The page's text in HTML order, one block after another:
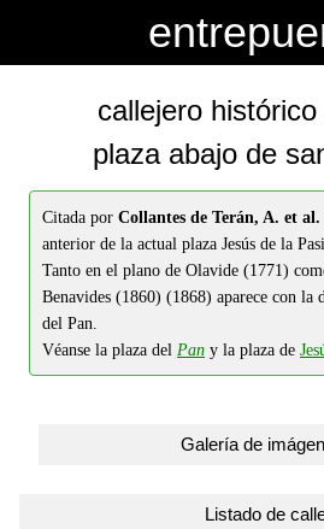
callejero
plaza abajo de
Citada por Collantes de Terán, A. et al.
anterior de la actual plaza Jesús de la
Tanto en el plano de Olavide (1771)
Benavides (1860) (1868) aparece con la
del Pan.
Véanse la plaza del Pan y la plaza de
Galería de
Listado de